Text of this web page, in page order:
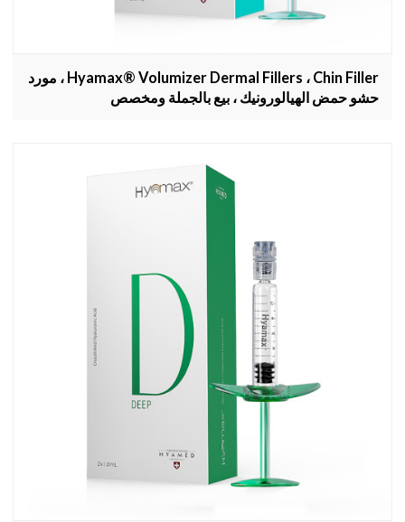
Hyamax® Volumizer Dermal Fillers ، Chin Filler ، مورد
حشو حمض الهيالورونيك ، بيع بالجملة ومخصص